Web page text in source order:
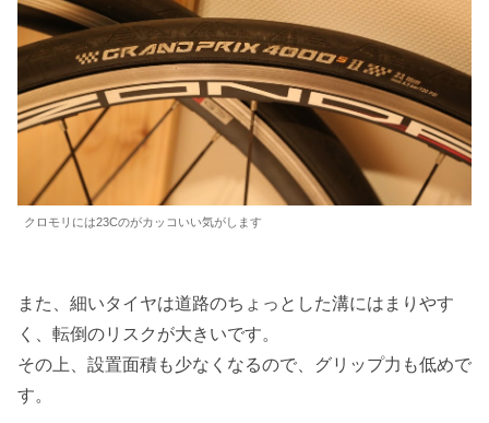
クロモリには23Cのがカッコいい気がします
また、細いタイヤは道路のちょっとした溝にはまりやす
く、転倒のリスクが大きいです。
その上、設置面積も少なくなるので、グリップ力も低めで
す。